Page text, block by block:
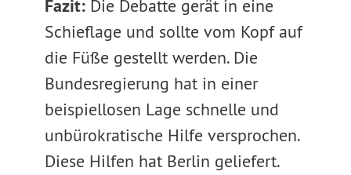
Fazit:Die Debatte gerät in eine
Schieflage und sollte vom Kopf auf
die Füße gestellt werden. Die
Bundesregierung hat in einer
beispiellosen Lage schnelle und
unbürokratische Hilfe versprochen.
Diese Hilfen hat Berlin geliefert.